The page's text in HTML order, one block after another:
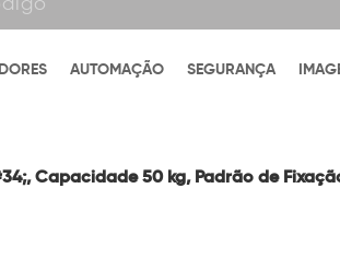
AUTOMAÇÃO SEGURANÇA
Capacidade 50 kg, Padrão de